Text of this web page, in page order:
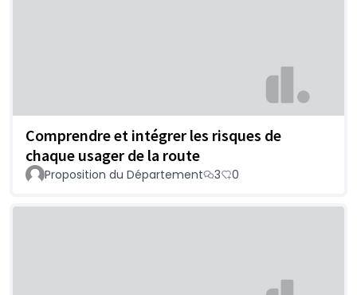
Comprendre et intégrer les risques de
chaque usager de la route
Proposition du Département 3 0